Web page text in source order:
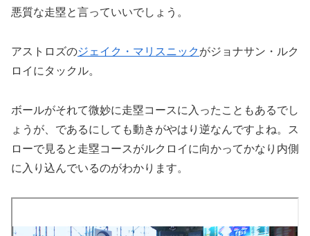
悪質な走塁と言っていいでしょう。
アストロズのジェイク・マリスニックがジョナサン・ルク
ロイにタックル。
ボールがそれて微妙に走塁コースに入ったこともあるでし
ょうが、であるにしても動きがやはり逆なんですよね。ス
ローで見ると走塁コースがルクロイに向かってかなり内側
に入り込んでいるのがわかります。